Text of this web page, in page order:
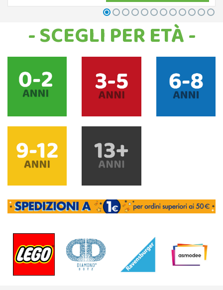
- SCEGLI PER ETÀ -